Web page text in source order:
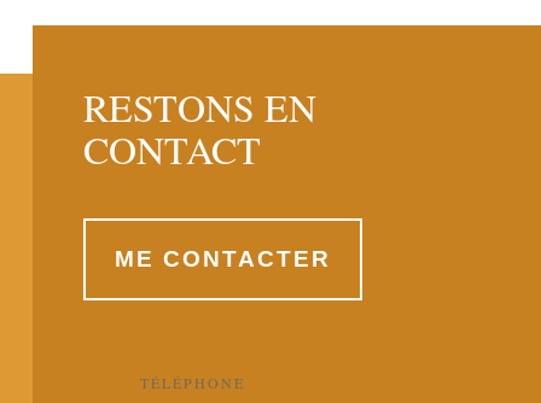
RESTONS EN
CONTACT
ME CONTACTER
TÉLÉPHONE